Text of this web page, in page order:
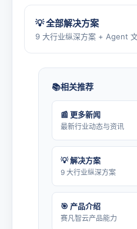
💡 全部解决方案
9 大行业纵深方案 + Agent
相关推荐
📰 更多新闻
最新行业动态与资讯
💡 解决方案
9 大行业纵深方案
🎯 产品介绍
赛凡智云产品能力